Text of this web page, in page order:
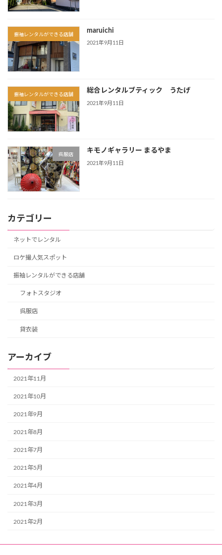
振袖レンタルができる店舗
maruichi
2021年9月11日
振袖レンタルができる店舗
総合レンタルブティック うたげ
2021年9月11日
呉服店
キモノギャラリー まるやま
2021年9月11日
カテゴリー
ネットでレンタル
ロケ撮人気スポット
振袖レンタルができる店舗
フォトスタジオ
呉服店
貸衣装
アーカイブ
2021年11月
2021年10月
2021年9月
2021年8月
2021年7月
2021年5月
2021年4月
2021年3月
2021年2月